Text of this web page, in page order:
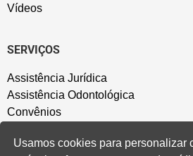
Vídeos
SERVIÇOS
Assistência Jurídica
Assistência Odontológica
Convênios
Salão de Festa
Usamos cookies para personalizar